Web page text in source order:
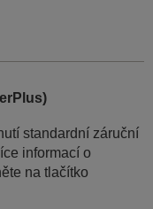
standardní záruční
informací o
na tlačítko